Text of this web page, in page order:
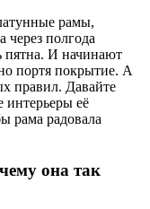
рамы,
через полгода
пятна. И начинают
портя покрытие. А
правил. Давайте
интерьеры её
рама радовала
она так